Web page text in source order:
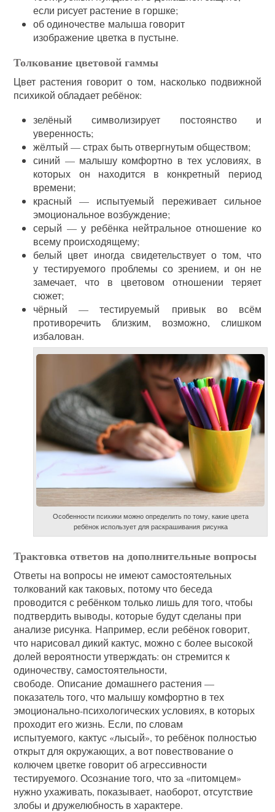
если рисует растение в горшке;
об одиночестве малыша говорит
изображение цветка в пустыне.
Толкование цветовой гаммы
Цвет растения говорит о том, насколько подвижной
психикой обладает ребёнок:
зелёный символизирует постоянство и
уверенность;
жёлтый — страх быть отвергнутым обществом;
синий — малышу комфортно в тех условиях, в
которых он находится в конкретный период
времени;
красный — испытуемый переживает сильное
эмоциональное возбуждение;
серый — у ребёнка нейтральное отношение ко
всему происходящему;
белый цвет иногда свидетельствует о том, что
у тестируемого проблемы со зрением, и он не
замечает, что в цветовом отношении теряет
сюжет;
чёрный — тестируемый привык во всём
противоречить близким, возможно, слишком
избалован.
Особенности психики можно определить по тому, какие цвета
ребёнок использует для раскрашивания рисунка
Трактовка ответов на дополнительные вопросы
Ответы на вопросы не имеют самостоятельных
толкований как таковых, потому что беседа
проводится с ребёнком только лишь для того, чтобы
подтвердить выводы, которые будут сделаны при
анализе рисунка. Например, если ребёнок говорит,
что нарисовал дикий кактус, можно с более высокой
долей вероятности утверждать: он стремится к
одиночеству, самостоятельности,
свободе. Описание домашнего растения —
показатель того, что малышу комфортно в тех
эмоционально-психологических условиях, в которых
проходит его жизнь. Если, по словам
испытуемого, кактус «лысый», то ребёнок полностью
открыт для окружающих, а вот повествование о
колючем цветке говорит об агрессивности
тестируемого. Осознание того, что за «питомцем»
нужно ухаживать, показывает, наоборот, отсутствие
злобы и дружелюбность в характере.